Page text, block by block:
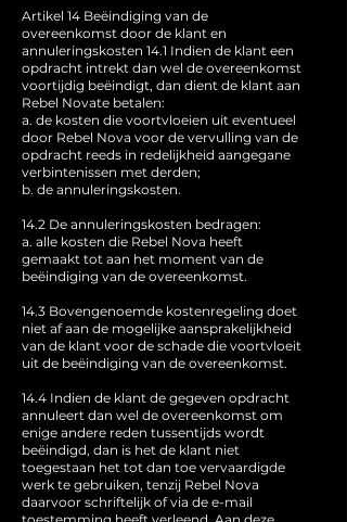
Artikel 14 Beëindiging van de
overeenkomst door de klant en
annuleringskosten 14.1 Indien de klant een
opdracht intrekt dan wel de overeenkomst
voortijdig beëindigt, dan dient de klant aan
Rebel Novate betalen:
a. de kosten die voortvloeien uit eventueel
door Rebel Nova voor de vervulling van de
opdracht reeds in redelijkheid aangegane
verbintenissen met derden;
b. de annuleringskosten.
14.2 De annuleringskosten bedragen:
a. alle kosten die Rebel Nova heeft
gemaakt tot aan het moment van de
beëindiging van de overeenkomst.
14.3 Bovengenoemde kostenregeling doet
niet af aan de mogelijke aansprakelijkheid
van de klant voor de schade die voortvloeit
uit de beëindiging van de overeenkomst.
14.4 Indien de klant de gegeven opdracht
annuleert dan wel de overeenkomst om
enige andere reden tussentijds wordt
beëindigd, dan is het de klant niet
toegestaan het tot dan toe vervaardigde
werk te gebruiken, tenzij Rebel Nova
daarvoor schriftelijk of via de e-mail